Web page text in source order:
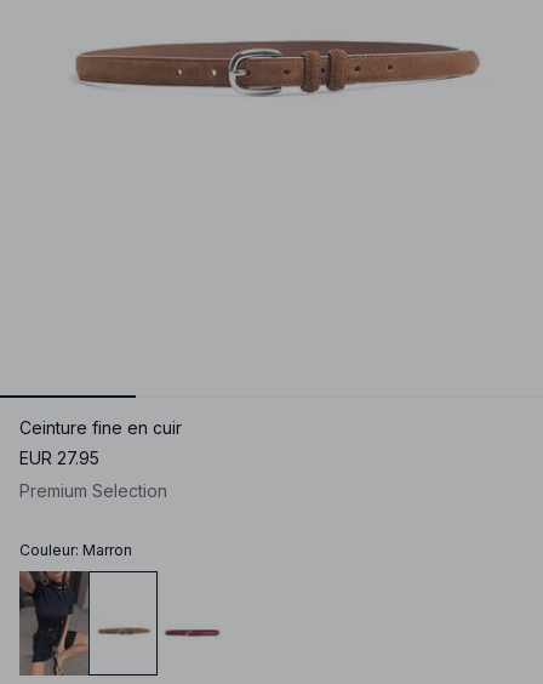
Ceinture fine en cuir
EUR 27.95
Premium Selection
Couleur: Marron